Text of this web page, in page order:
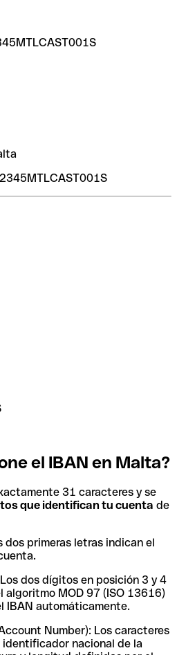
el IBAN en Malta?
31 caracteres y se
que identifican tu cuenta de
dos primeras letras indican el
dos dígitos en posición 3 y 4
algoritmo MOD 97 (ISO 13616)
IBAN automáticamente.
Number): Los caracteres
nacional de la